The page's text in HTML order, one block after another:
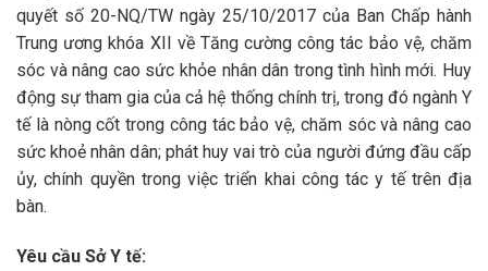
quyết số 20-NQ/TW ngày 25/10/2017 của Ban Chấp hành
Trung ương khóa XII về Tăng cường công tác bảo vệ, chăm
sóc và nâng cao sức khỏe nhân dân trong tình hình mới. Huy
động sự tham gia của cả hệ thống chính trị, trong đó ngành Y
tế là nòng cốt trong công tác bảo vệ, chăm sóc và nâng cao
sức khoẻ nhân dân; phát huy vai trò của người đứng đầu cấp
ủy, chính quyền trong việc triển khai công tác y tế trên địa
bàn.
Yêu cầu Sở Y tế: